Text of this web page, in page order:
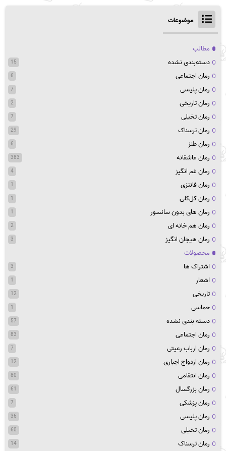
موضوعات
مطالب
دسته‌بندی نشده
15
رمان اجتماعی 6
رمان پلیسی 7
رمان تاریخی 2
رمان تخیلی 7
رمان ترسناک 29
رمان طنز 6
رمان عاشقانه 383
رمان غم انگیز 4
رمان فانتزی 1
رمان کل‌کلی 1
رمان های بدون سانسور 1
رمان هم خانه ای 2
رمان هیجان انگیز 3
محصولات
اشتراک ها
3
اشعار 1
تاریخی 12
حماسی 1
دسته بندی نشده 57
رمان اجتماعی 83
رمان ارباب رعیتی 7
رمان ازدواج اجباری 12
رمان انتقامی 80
رمان بزرگسال 61
رمان پزشکی 7
رمان پلیسی 36
رمان تخیلی 60
رمان ترسناک 14